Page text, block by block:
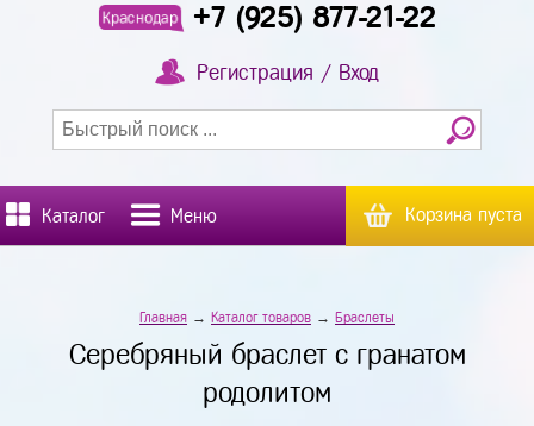
Краснодар +7 (925) 877-21-22
Регистрация / Вход
Каталог Меню Корзина пуста
Главная → Каталог товаров → Браслеты
Серебряный браслет с гранатом
родолитом